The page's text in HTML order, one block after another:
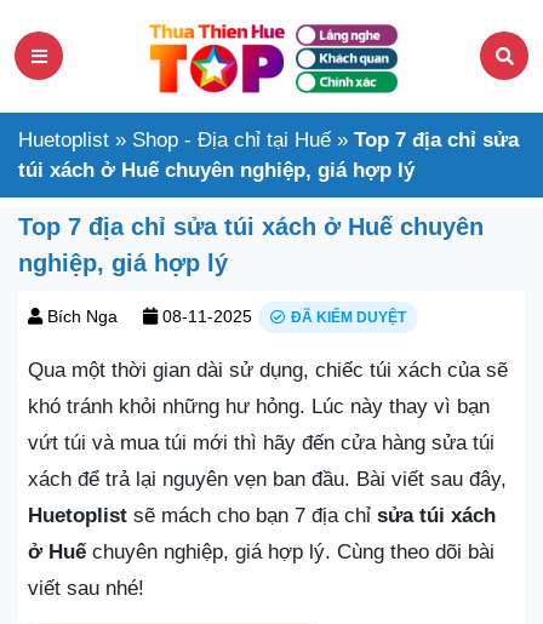
Huetoplist » Shop - Địa chỉ tại Huế » Top 7 địa chỉ sửa
túi xách ở Huế chuyên nghiệp, giá hợp lý
Top 7 địa chỉ sửa túi xách ở Huế chuyên
nghiệp, giá hợp lý
Bích Nga 08-11-2025 ĐÃ KIỂM DUYỆT
Qua một thời gian dài sử dụng, chiếc túi xách của sẽ
khó tránh khỏi những hư hỏng. Lúc này thay vì bạn
vứt túi và mua túi mới thì hãy đến cửa hàng sửa túi
xách để trả lại nguyên vẹn ban đầu. Bài viết sau đây,
Huetoplist sẽ mách cho bạn 7 địa chỉ sửa túi xách
ở Huếchuyên nghiệp, giá hợp lý. Cùng theo dõi bài
viết sau nhé!